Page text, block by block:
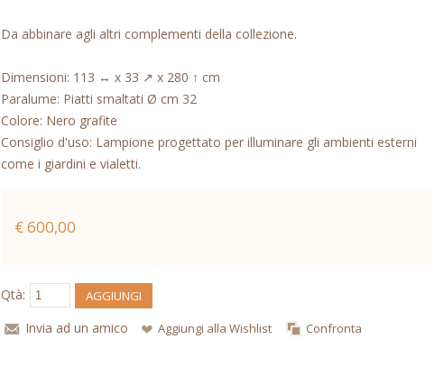
Da abbinare agli altri complementi della collezione.
Dimensioni: 113 ↔ x 33 ↗ x 280 ↑ cm
Paralume: Piatti smaltati Ø cm 32
Colore: Nero grafite
Consiglio d'uso: Lampione progettato per illuminare gli ambienti esterni
come i giardini e vialetti.
€ 600,00
Qtà: AGGIUNGI
Invia ad un amico Aggiungi alla Wishlist Confronta